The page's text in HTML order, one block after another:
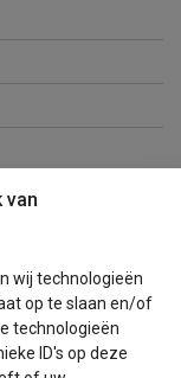
van
wij technologieën
op te slaan en/of
technologieën
ID's op deze